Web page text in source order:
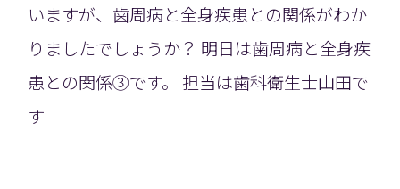
いますが、歯周病と全身疾患との関係がわか
りましたでしょうか？ 明日は歯周病と全身疾
患との関係③です。 担当は歯科衛生士山田で
す